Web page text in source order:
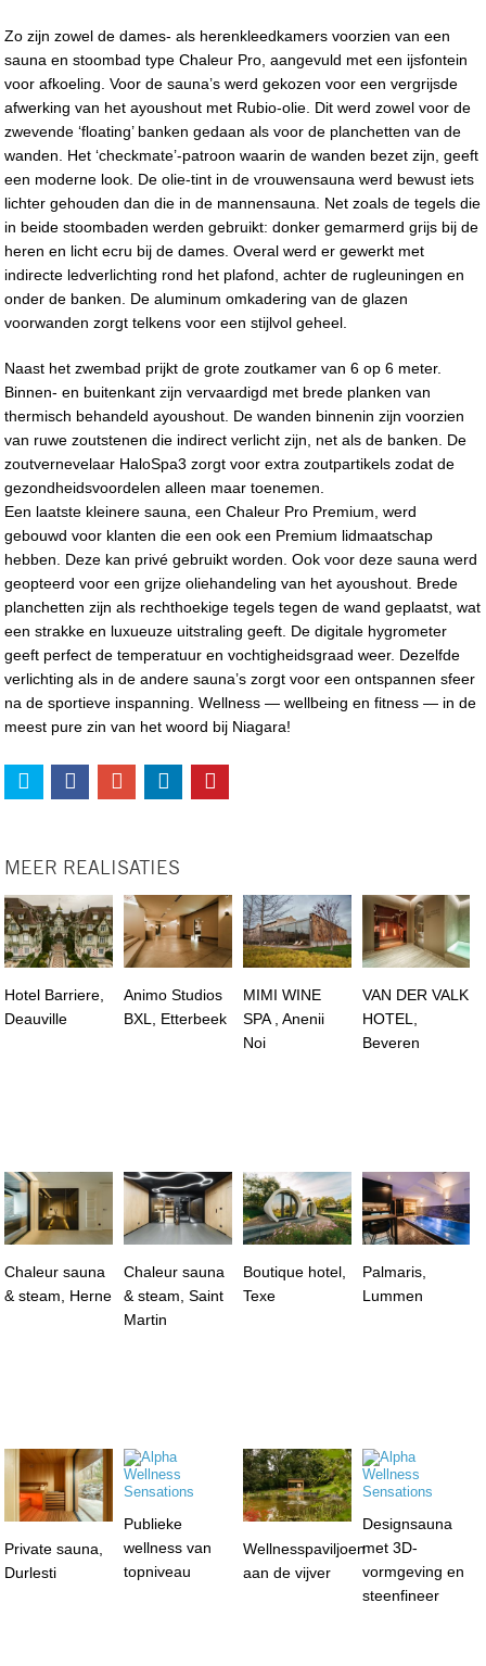
Zo zijn zowel de dames- als herenkleedkamers voorzien van een
sauna en stoombad type Chaleur Pro, aangevuld met een ijsfontein
voor afkoeling. Voor de sauna’s werd gekozen voor een vergrijsde
afwerking van het ayoushout met Rubio-olie. Dit werd zowel voor de
zwevende ‘floating’ banken gedaan als voor de planchetten van de
wanden. Het ‘checkmate’-patroon waarin de wanden bezet zijn, geeft
een moderne look. De olie-tint in de vrouwensauna werd bewust iets
lichter gehouden dan die in de mannensauna. Net zoals de tegels die
in beide stoombaden werden gebruikt: donker gemarmerd grijs bij de
heren en licht ecru bij de dames. Overal werd er gewerkt met
indirecte ledverlichting rond het plafond, achter de rugleuningen en
onder de banken. De aluminum omkadering van de glazen
voorwanden zorgt telkens voor een stijlvol geheel.
Naast het zwembad prijkt de grote zoutkamer van 6 op 6 meter.
Binnen- en buitenkant zijn vervaardigd met brede planken van
thermisch behandeld ayoushout. De wanden binnenin zijn voorzien
van ruwe zoutstenen die indirect verlicht zijn, net als de banken. De
zoutvernevelaar HaloSpa3 zorgt voor extra zoutpartikels zodat de
gezondheidsvoordelen alleen maar toenemen.
Een laatste kleinere sauna, een Chaleur Pro Premium, werd
gebouwd voor klanten die een ook een Premium lidmaatschap
hebben. Deze kan privé gebruikt worden. Ook voor deze sauna werd
geopteerd voor een grijze oliehandeling van het ayoushout. Brede
planchetten zijn als rechthoekige tegels tegen de wand geplaatst, wat
een strakke en luxueuze uitstraling geeft. De digitale hygrometer
geeft perfect de temperatuur en vochtigheidsgraad weer. Dezelfde
verlichting als in de andere sauna’s zorgt voor een ontspannen sfeer
na de sportieve inspanning. Wellness — wellbeing en fitness — in de
meest pure zin van het woord bij Niagara!
MEER REALISATIES
Hotel Barriere,
Deauville
Animo Studios
BXL, Etterbeek
MIMI WINE
SPA , Anenii
Noi
VAN DER VALK
HOTEL,
Beveren
Chaleur sauna
& steam, Herne
Chaleur sauna
& steam, Saint
Martin
Boutique hotel,
Texe
Palmaris,
Lummen
Private sauna,
Durlesti
Publieke
wellness van
topniveau
Wellnesspaviljoen
aan de vijver
Designsauna
met 3D-
vormgeving en
steenfineer